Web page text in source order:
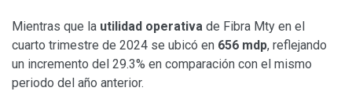
Mientras que la utilidad operativa de Fibra Mty en el
cuarto trimestre de 2024 se ubicó en 656 mdp, reflejando
un incremento del 29.3% en comparación con el mismo
periodo del año anterior.